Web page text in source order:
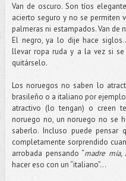
Van de oscuro. Son tíos
acierto seguro y no se permiten
palmeras ni estampados. Van de
El negro, ya lo dije hace
llevar ropa ruda y a la vez si
quitárselo.
Los noruegos no saben lo
brasileño o a italiano por
atractivo (lo tengan) o creen
noruego no, un noruego no se
saberlo. Incluso puede
completamente sorprendido
arrobada pensando “madre mía,
hacer eso con un “italiano”…